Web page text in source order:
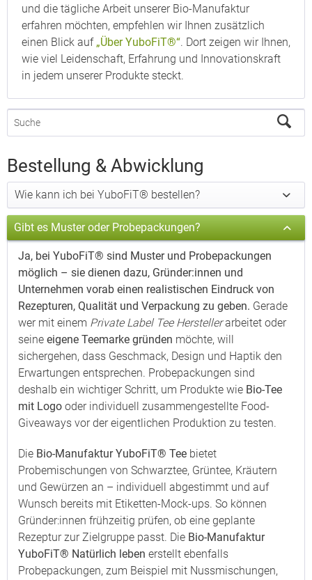
und die tägliche Arbeit unserer Bio-Manufaktur
erfahren möchten, empfehlen wir Ihnen zusätzlich
einen Blick auf „Über YuboFiT®“. Dort zeigen wir Ihnen,
wie viel Leidenschaft, Erfahrung und Innovationskraft
in jedem unserer Produkte steckt.
Bestellung & Abwicklung
Wie kann ich bei YuboFiT® bestellen?
Gibt es Muster oder Probepackungen?
Ja, bei YuboFiT® sind Muster und Probepackungen
möglich – sie dienen dazu, Gründer:innen und
Unternehmen vorab einen realistischen Eindruck von
Rezepturen, Qualität und Verpackung zu geben. Gerade
wer mit einem Private Label Tee Herstellerarbeitet oder
seine eigene Teemarke gründen möchte, will
sichergehen, dass Geschmack, Design und Haptik den
Erwartungen entsprechen. Probepackungen sind
deshalb ein wichtiger Schritt, um Produkte wie Bio-Tee
mit Logo oder individuell zusammengestellte Food-
Giveaways vor der eigentlichen Produktion zu testen.
Die Bio-Manufaktur YuboFiT® Tee bietet
Probemischungen von Schwarztee, Grüntee, Kräutern
und Gewürzen an – individuell abgestimmt und auf
Wunsch bereits mit Etiketten-Mock-ups. So können
Gründer:innen frühzeitig prüfen, ob eine geplante
Rezeptur zur Zielgruppe passt. Die Bio-Manufaktur
YuboFiT® Natürlich leben erstellt ebenfalls
Probepackungen, zum Beispiel mit Nussmischungen,